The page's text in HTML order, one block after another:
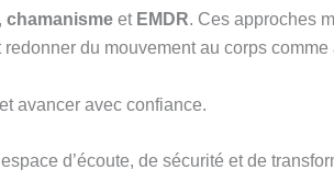
, chamanisme et EMDR. Ces approches
du mouvement au corps comme
avancer avec confiance.
d’écoute, de sécurité et de